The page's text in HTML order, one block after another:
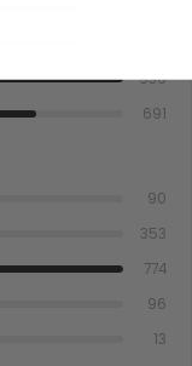
936
691
90
353
774
96
13